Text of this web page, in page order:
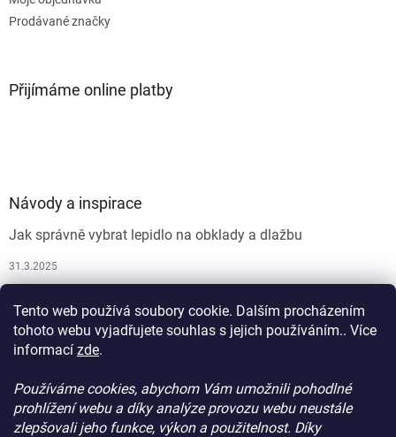
Tento web používá soubory cookie. Dalším procházením
tohoto webu vyjadřujete souhlas s jejich používáním.. Více
informací zde.
Používáme cookies, abychom Vám umožnili pohodlné
prohlížení webu a díky analýze provozu webu neustále
zlepšovali jeho funkce, výkon a použitelnost. Díky
Prodávané značky
Přijímáme online platby
Návody a inspirace
Jak správně vybrat lepidlo na obklady a dlažbu
31.3.2025